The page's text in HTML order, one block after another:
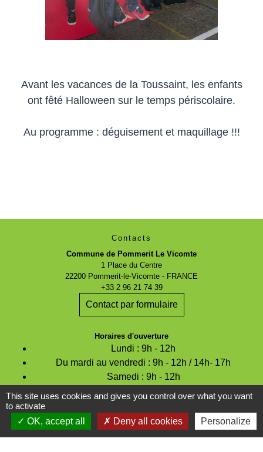
Avant les vacances de la Toussaint, les enfants
ont fêté Halloween sur le temps périscolaire.
Au programme : déguisement et maquillage !!!
Contacts
Commune de Pommerit Le Vicomte
1 Place du Centre
22200 Pommerit-le-Vicomte - FRANCE
+33 2 96 21 74 39
Contact par formulaire
Horaires d'ouverture
Lundi : 9h - 12h
Du mardi au vendredi : 9h - 12h / 14h- 17h
Samedi : 9h - 12h
Espace Réservé
This site uses cookies and gives you control over what you want
to activate
OK, accept all
Deny all cookies Personalize